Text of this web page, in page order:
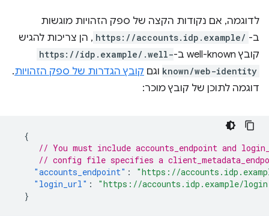
לדוגמה, אם נקודות הקצה של ספק הזהויות מוגשות
ב- https://accounts.idp.example/ , הן צריכות להגיש
קובץ well-known ב-
https://idp.example/.well-
known/web-identity וגם קובץ הגדרות של ספק הזהויות.
דוגמה לתוכן של קובץ מוכר:
{
// You must include accounts_endpoint and
// config file specifies a
"accounts_endpoint" :
"https://
"login_url" :
"https://accounts.idp.example/
}